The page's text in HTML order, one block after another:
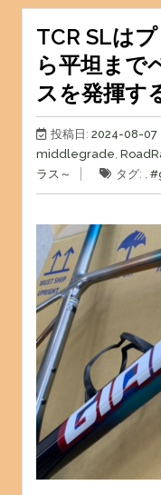
TCR SLは
ら平坦まで
スを発揮す
投稿日: 2024-08-07
middlegrade,
ラス～
タグ: ,